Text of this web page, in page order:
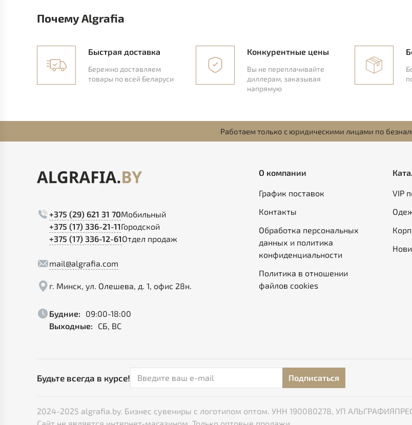
Почему Algrafia
Быстрая доставка
Бережно доставляем
товары по всей Беларуси
Конкурентные цены
Вы не переплачивайте
диллерам, заказывая
напрямую
Работаем только с юридическими лицами по
+375 (29) 621 31 70Мобильный
+375 (17) 336-21-11Городской
+375 (17) 336-12-61Отдел продаж
mail@algrafia.com
г. Минск, ул. Олешева, д. 1, офис 28н.
Будние:
09:00-18:00
Выходные:
СБ, ВС
О компании
График поставок
Контакты
Обработка персональных
данных и политика
конфиденциальности
Политика в отношении
файлов cookies
VIP
Будьте всегда в курсе! Подписаться
2024-2025 algrafia.by. Бизнес сувениры с логотипом оптом. УНН 190080278, УП